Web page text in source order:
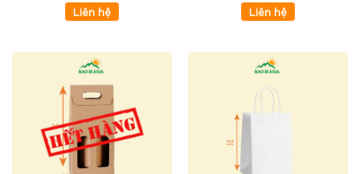
Liên hệ
Liên hệ